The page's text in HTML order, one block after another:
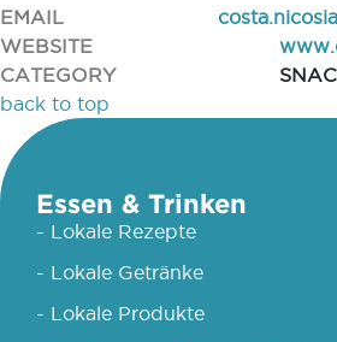
EMAIL
WEBSITE
CATEGORY
back to top
Essen & Trinken
- Lokale Rezepte
- Lokale Getränke
- Lokale Produkte